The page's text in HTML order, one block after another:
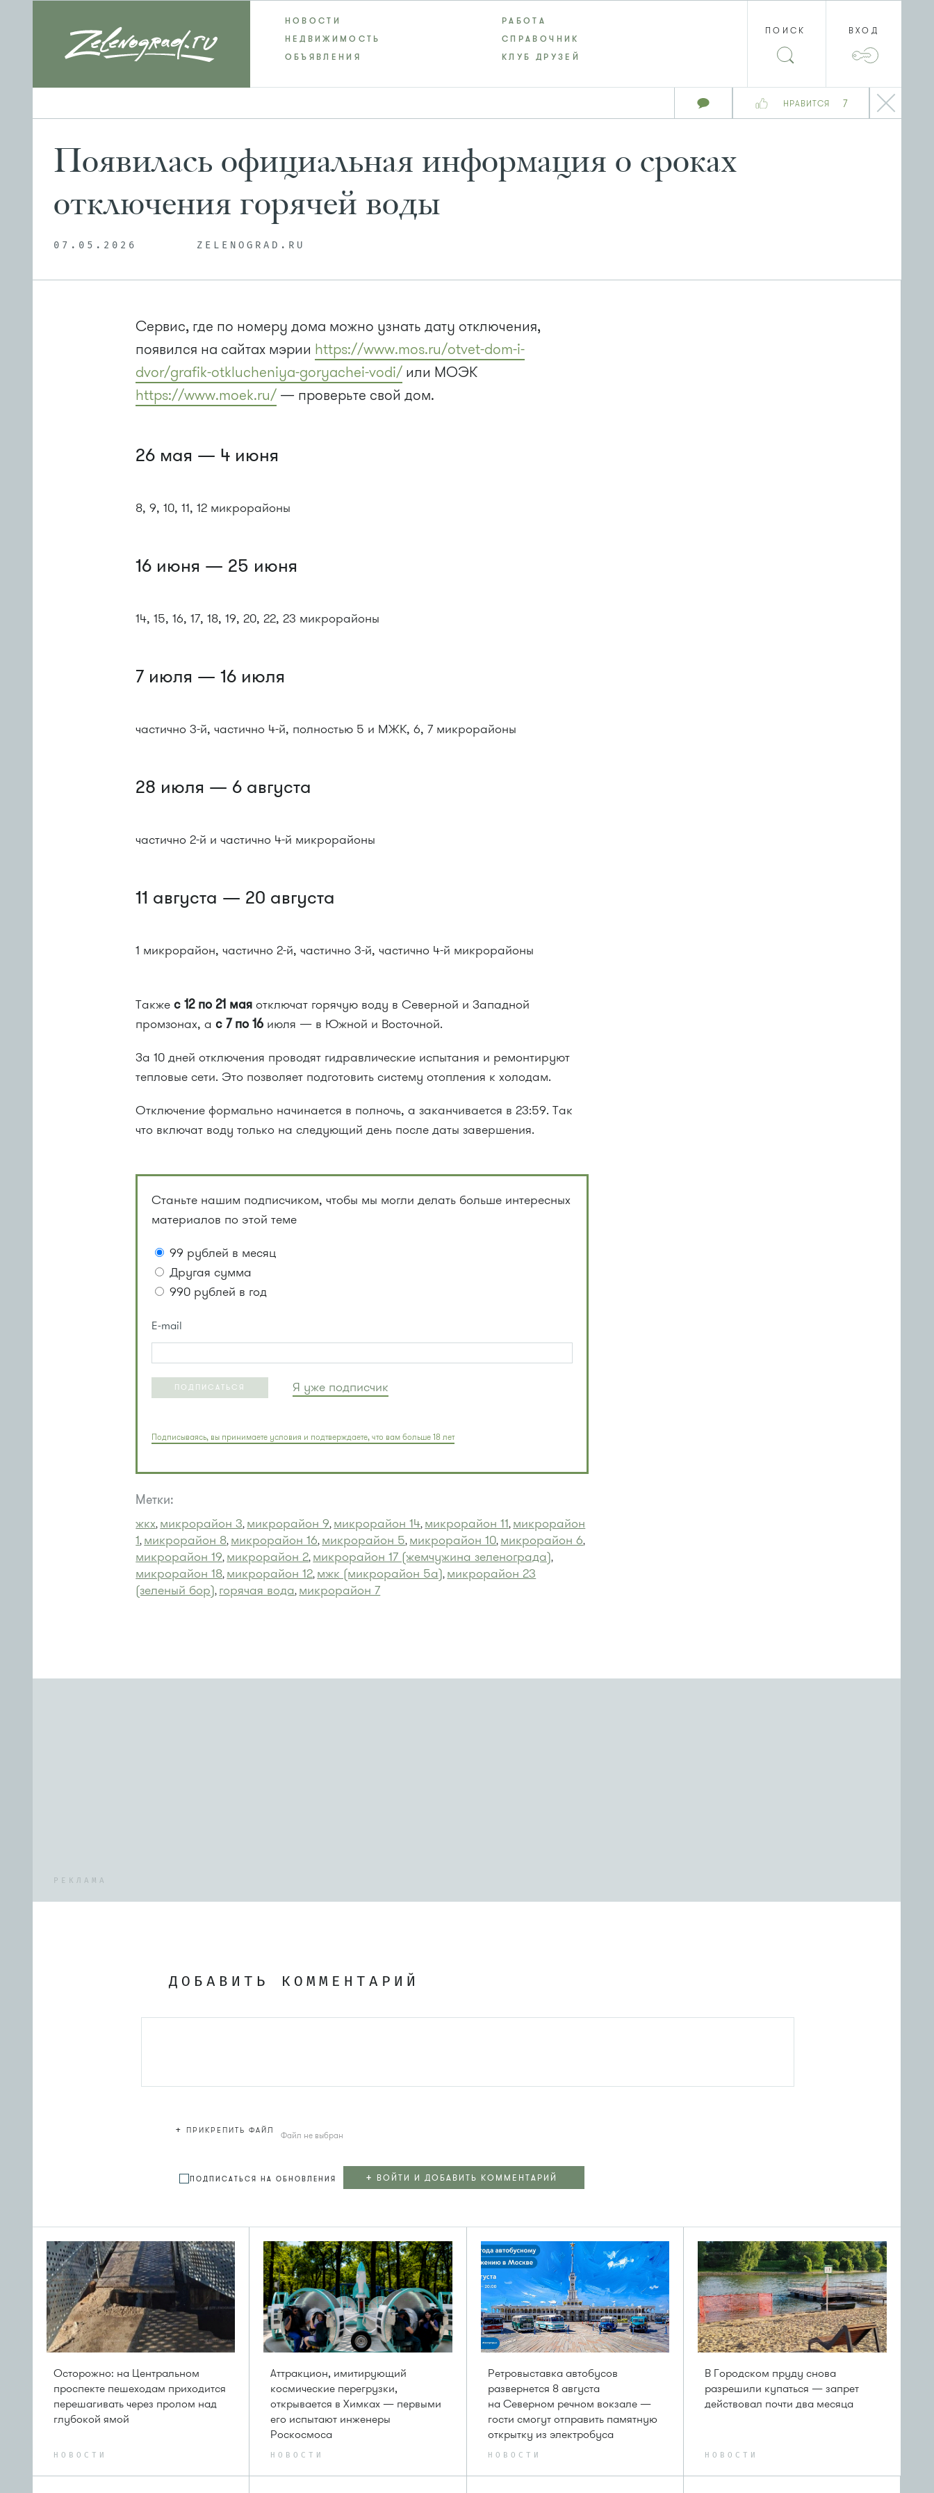
НРАВИТСЯ 7
НОВОСТИ
РАБОТА
НЕДВИЖИМОСТЬ
СПРАВОЧНИК
ОБЪЯВЛЕНИЯ
КЛУБ ДРУЗЕЙ
ПОИСК ВХОД
Появилась официальная информация о сроках
отключения горячей воды
07.05.2026 ZELENOGRAD.RU
Сервис, где по номеру дома можно узнать дату отключения,
появился на сайтах мэрии https://www.mos.ru/otvet-dom-i-
dvor/grafik-otklucheniya-goryachei-vodi/ или МОЭК
https://www.moek.ru/ — проверьте свой дом.
26 мая — 4 июня
8, 9, 10, 11, 12 микрорайоны
16 июня — 25 июня
14, 15, 16, 17, 18, 19, 20, 22, 23 микрорайоны
7 июля — 16 июля
частично 3-й, частично 4-й, полностью 5 и МЖК, 6, 7 микрорайоны
28 июля — 6 августа
частично 2-й и частично 4-й микрорайоны
11 августа — 20 августа
1 микрорайон, частично 2-й, частично 3-й, частично 4-й микрорайоны
Такжес 12 по 21 мая отключат горячую воду в Северной и Западной
промзонах, ас 7 по 16 июля — в Южной и Восточной.
За 10 дней отключения проводят гидравлические испытания и ремонтируют
тепловые сети. Это позволяет подготовить систему отопления к холодам.
Отключение формально начинается в полночь, а заканчивается в 23:59. Так
что включат воду только на следующий день после даты завершения.
Станьте нашим подписчиком, чтобы мы могли делать больше интересных
материалов по этой теме
99 рублей в месяц
Другая сумма
990 рублей в год
E-mail
ПОДПИСАТЬСЯ Я уже подписчик
Подписываясь, вы принимаете условия и подтверждаете, что вам больше 18 лет
Метки:
жкх, микрорайон 3, микрорайон 9, микрорайон 14, микрорайон 11, микрорайон
1, микрорайон 8, микрорайон 16, микрорайон 5, микрорайон 10, микрорайон 6,
микрорайон 19, микрорайон 2, микрорайон 17 (жемчужина зеленограда),
микрорайон 18, микрорайон 12, мжк (микрорайон 5а), микрорайон 23
(зеленый бор), горячая вода, микрорайон 7
РЕКЛАМА
ДОБАВИТЬ КОММЕНТАРИЙ
+ ПРИКРЕПИТЬ ФАЙЛ Файл не выбран
ПОДПИСАТЬСЯ НА ОБНОВЛЕНИЯ + ВОЙТИ И ДОБАВИТЬ КОММЕНТАРИЙ
Осторожно: на Центральном
проспекте пешеходам приходится
перешагивать через пролом над
глубокой ямой
НОВОСТИ
Аттракцион, имитирующий
космические перегрузки,
открывается в Химках — первыми
его испытают инженеры
Роскосмоса
НОВОСТИ
Ретровыставка автобусов
развернется 8 августа
на Северном речном вокзале —
гости смогут отправить памятную
открытку из электробуса
НОВОСТИ
В Городском пруду снова
разрешили купаться — запрет
действовал почти два месяца
НОВОСТИ